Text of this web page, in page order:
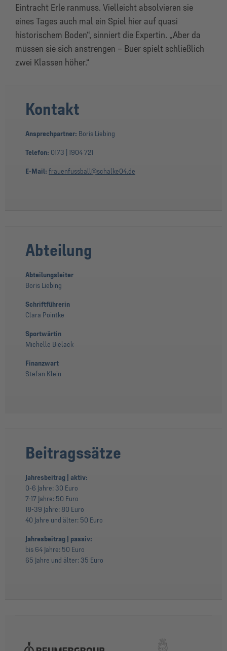
Eintracht Erle ranmuss. Vielleicht absolvieren sie
eines Tages auch mal ein Spiel hier auf quasi
historischem Boden“, sinniert die Expertin. „Aber da
müssen sie sich anstrengen – Buer spielt schließlich
zwei Klassen höher.“
Kontakt
Ansprechpartner: Boris Liebing
Telefon: 0173 | 1904 721
E-Mail: frauenfussball@schalke04.de
Abteilung
Abteilungsleiter
Boris Liebing
Schriftführerin
Clara Pointke
Sportwärtin
Michelle Bielack
Finanzwart
Stefan Klein
Beitragssätze
Jahresbeitrag | aktiv:
0-6 Jahre: 30 Euro
7-17 Jahre: 50 Euro
18-39 Jahre: 80 Euro
40 Jahre und älter: 50 Euro
Jahresbeitrag | passiv:
bis 64 Jahre: 50 Euro
65 Jahre und älter: 35 Euro